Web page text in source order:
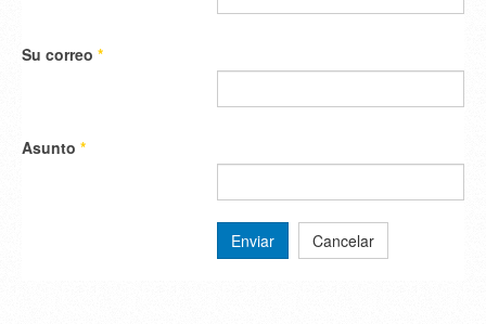
Su correo *
Asunto *
Enviar Cancelar